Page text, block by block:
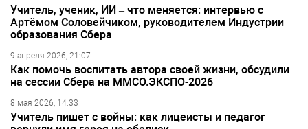
Учитель, ученик, ИИ – что меняется: интервью с
Артёмом Соловейчиком, руководителем Индустрии
образования Сбера
9 апреля 2026, 21:07
Как помочь воспитать автора своей жизни, обсудили
на сессии Сбера на ММСО.ЭКСПО-2026
8 мая 2026, 14:33
Учитель пишет с войны: как лицеисты и педагог